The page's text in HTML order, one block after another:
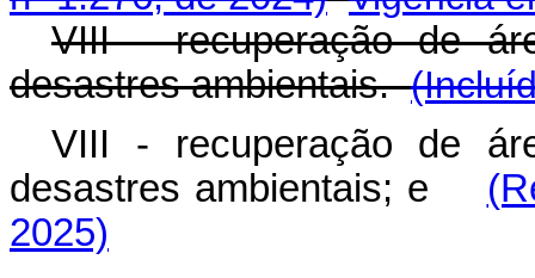
VIII - recuperação de
desastres ambientais.
VIII - recuperação de
desastres ambientais; e
2025)